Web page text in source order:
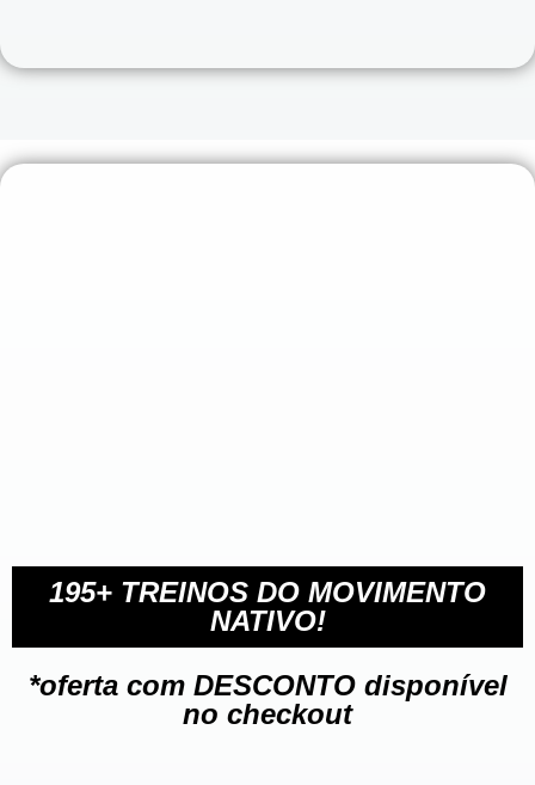
195+ TREINOS DO MOVIMENTO
NATIVO!
*oferta com DESCONTO disponível
no checkout